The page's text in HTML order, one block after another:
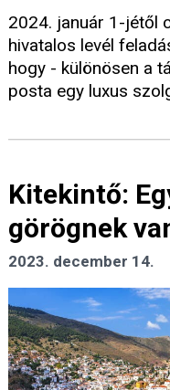
2024. január 1-jétől
hivatalos levél
hogy - különösen a
posta egy luxus
Kitekintő:
görögnek
2023. december 14.